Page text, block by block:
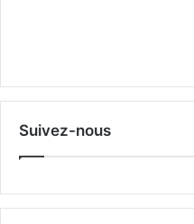
Suivez-nous